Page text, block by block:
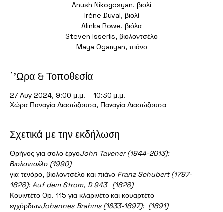
Anush Nikogosyan, βιολί
Irène Duval, βιολί
Alinka Rowe, βιόλα
Steven Isserlis, βιολοντσέλο
Maya Oganyan, πιάνο
΄'Ωρα & Τοποθεσία
27 Αυγ 2024, 9:00 μ.μ. – 10:30 μ.μ.
Χώρα Παναγία Διασώζουσα, Παναγία Διασώζουσα
Σχετικά με την εκδήλωση
Θρήνος για σολο έργοJohn Tavener (1944-2013):
Βιολοντσέλο (1990)
για τενόρο, βιολοντσέλο και πιάνο Franz Schubert (1797-
1828): Auf dem Strom, D 943
(1828)
Κουιντέτο Op. 115 για κλαρινέτο και κουαρτέτο
εγχόρδωνJohannes Brahms (1833-1897): (1891)